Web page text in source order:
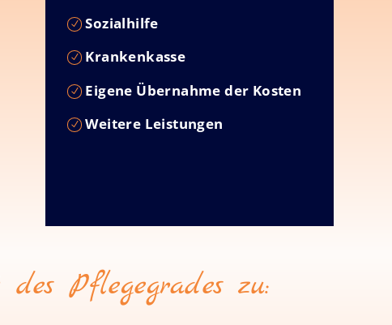
Sozialhilfe
Krankenkasse
Eigene Übernahme der Kosten
Weitere Leistungen
Pflegegrades zu: